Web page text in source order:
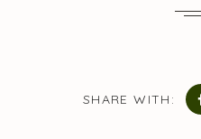
SHARE WITH: